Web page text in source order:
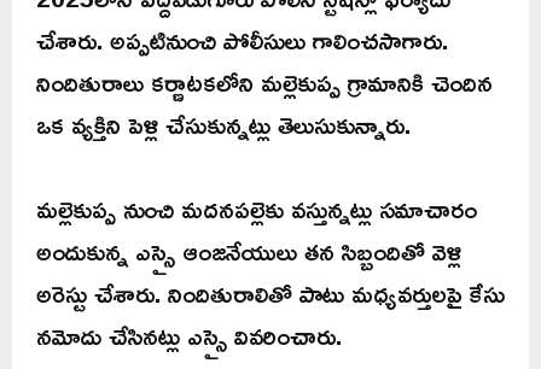
చేశారు. అప్పటినుంచి పోలీసులు గాలించసాగారు.
నిందితురాలు కర్ణాటకలోని మల్లెకుప్ప గ్రామానికి చెందిన
ఒక వ్యక్తిని పెళ్లి చేసుకున్నట్లు తెలుసుకున్నారు.
మల్లెకుప్ప నుంచి మదనపల్లెకు వస్తున్నట్లు సమాచారం
అందుకున్న ఎస్సై ఆంజనేయులు తన సిబ్బందితో వెళ్లి
అరెస్టు చేశారు. నిందితురాలితో పాటు మధ్యవర్తులపై కేసు
నమోదు చేసినట్లు ఎస్సై వివరించారు.